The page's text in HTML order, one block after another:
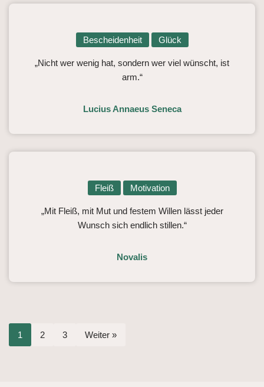
Bescheidenheit Glück
„Nicht wer wenig hat, sondern wer viel wünscht, ist
arm.“
Lucius Annaeus Seneca
Fleiß Motivation
„Mit Fleiß, mit Mut und festem Willen lässt jeder
Wunsch sich endlich stillen.“
Novalis
1 2 3 Weiter »